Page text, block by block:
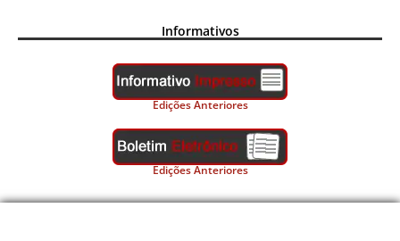
Informativos
Edições Anteriores
Edições Anteriores